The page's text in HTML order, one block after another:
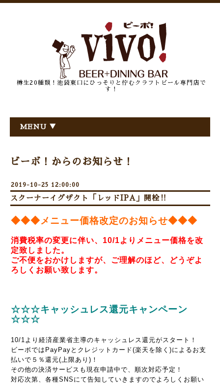
樽生20種類！池袋東口にひっそりと佇むクラフトビール専門店で
す！
MENU ▼
ビーボ！からのお知らせ！
2019-10-25 12:00:00
スクーナーイグザクト「レッドIPA」開栓‼
◆◆◆メニュー価格改定のお知らせ◆◆◆
消費税率の変更に伴い、10/1よりメニュー価格を改
定致しました。
ご不便をおかけしますが、ご理解のほど、どうぞよ
ろしくお願い致します。
☆☆☆キャッシュレス還元キャンペーン
☆☆☆
10/1より経済産業省主導のキャッシュレス還元がスタート！
ビーボではPayPayとクレジットカード(楽天を除く)によるお支
払いで５％還元(上限あり) ！
その他の決済サービスも現在申請中で、順次対応予定！
対応次第、各種SNSにて告知していきますのでよろしくお願い